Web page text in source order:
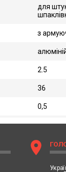
для
з
2.5
36
0,5
location_on